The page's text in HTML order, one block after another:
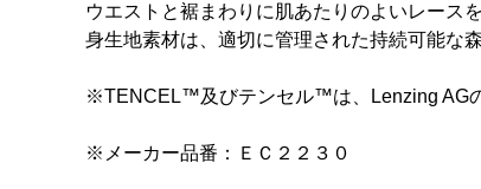
ウエストと裾まわりに肌あたりのよいレース
身生地素材は、適切に管理された持続可能な
※TENCEL™及びテンセル™は、Lenzing AG
※メーカー品番：ＥＣ２２３０